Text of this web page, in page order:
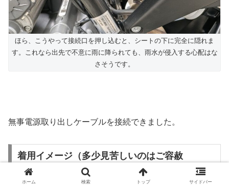
ほら、こうやって接続口を押し込むと、シートの下に完全に隠れま
す。これなら出先で不意に雨に降られても、雨水が侵入する心配はな
さそうです。
無事電源取り出しケーブルを接続できました。
着用イメージ（多少見苦しいのはご容赦
を・・・）
ホーム 検索 トップ サイドバー